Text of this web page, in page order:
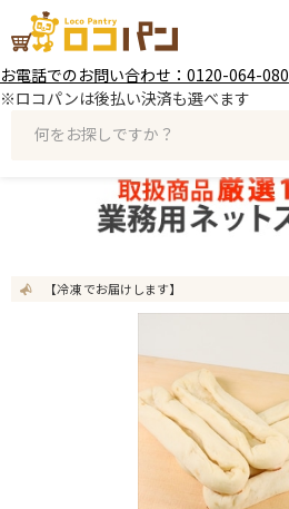
お電話でのお問い合わせ：0120-064-080
※ロコパンは後払い決済も選べます
何をお探しですか？
【冷凍 でお届けします】